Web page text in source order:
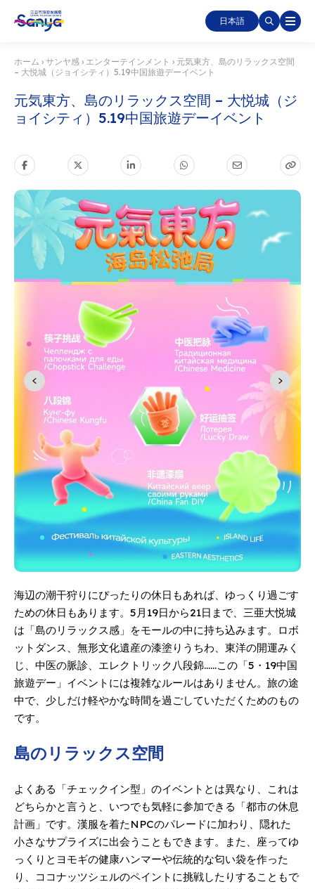
日本語
ホーム › サンヤ感 › エンターテインメント › 元気東方、島のリラックス空間
– 大悦城（ジョイシティ）5.19中国旅遊デーイベント
元気東方、島のリラックス空間 – 大悦城（ジ
ョイシティ）5.19中国旅遊デーイベント
海辺の潮干狩りにぴったりの休日もあれば、ゆっくり過ごす
ための休日もあります。5月19日から21日まで、三亜大悦城
は「島のリラックス感」をモールの中に持ち込みます。ロボ
ットダンス、無形文化遺産の漆塗りうちわ、東洋の開運みく
じ、中医の脈診、エレクトリック八段錦……この「5・19中国
旅遊デー」イベントには複雑なルールはありません。旅の途
中で、少しだけ軽やかな時間を過ごしていただくためのもの
です。
島のリラックス空間
よくある「チェックイン型」のイベントとは異なり、これは
どちらかと言うと、いつでも気軽に参加できる「都市の休息
計画」です。漢服を着たNPCのパレードに加わり、隠れた
小さなサプライズに出会うこともできます。また、座ってゆ
っくりとヨモギの健康ハンマーや伝統的な匂い袋を作った
り、ココナッツシェルのペイントに挑戦したりすることもで